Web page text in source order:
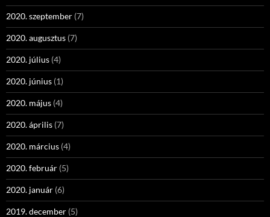
2020. szeptember (7)
2020. augusztus (7)
2020. július (4)
2020. június (1)
2020. május (4)
2020. április (7)
2020. március (4)
2020. február (5)
2020. január (6)
2019. december (5)